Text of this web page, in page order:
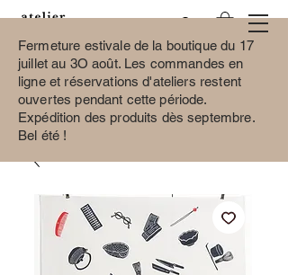
Fermeture estivale de la boutique du 17
juillet au 3O août. Les commandes en
ligne et réservations d'ateliers restent
ouvertes pendant cette période.
Expédition des produits dès septembre.
Bel été !